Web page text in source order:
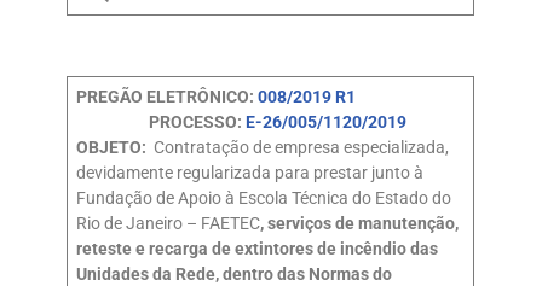
PREGÃO ELETRÔNICO: 008/2019 R1
PROCESSO: E-26/005/1120/2019
OBJETO: Contratação de empresa especializada,
devidamente regularizada para prestar junto à
Fundação de Apoio à Escola Técnica do Estado do
Rio de Janeiro – FAETEC, serviços de manutenção,
reteste e recarga de extintores de incêndio das
Unidades da Rede, dentro das Normas do